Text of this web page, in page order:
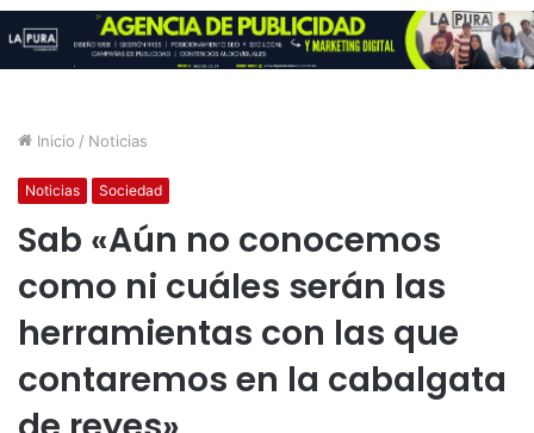
Inicio / Noticias
Noticias Sociedad
Sab «Aún no conocemos
como ni cuáles serán las
herramientas con las que
contaremos en la cabalgata